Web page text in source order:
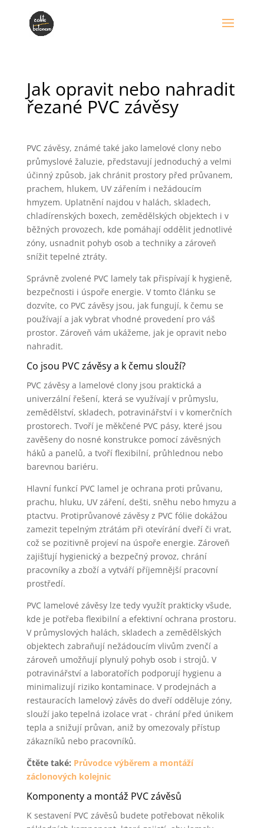
Jak opravit nebo nahradit
řezané PVC závěsy
PVC závěsy, známé také jako lamelové clony nebo
průmyslové žaluzie, představují jednoduchý a velmi
účinný způsob, jak chránit prostory před průvanem,
prachem, hlukem, UV zářením i nežádoucím
hmyzem. Uplatnění najdou v halách, skladech,
chladírenských boxech, zemědělských objektech i v
běžných provozech, kde pomáhají oddělit jednotlivé
zóny, usnadnit pohyb osob a techniky a zároveň
snížit tepelné ztráty.
Správně zvolené PVC lamely tak přispívají k hygieně,
bezpečnosti i úspoře energie. V tomto článku se
dozvíte, co PVC závěsy jsou, jak fungují, k čemu se
používají a jak vybrat vhodné provedení pro váš
prostor. Zároveň vám ukážeme, jak je opravit nebo
nahradit.
Co jsou PVC závěsy a k čemu slouží?
PVC závěsy a lamelové clony jsou praktická a
univerzální řešení, která se využívají v průmyslu,
zemědělství, skladech, potravinářství i v komerčních
prostorech. Tvoří je měkčené PVC pásy, které jsou
zavěšeny do nosné konstrukce pomocí závěsných
háků a panelů, a tvoří flexibilní, průhlednou nebo
barevnou bariéru.
Hlavní funkcí PVC lamel je ochrana proti průvanu,
prachu, hluku, UV záření, dešti, sněhu nebo hmyzu a
ptactvu. Protiprůvanové závěsy z PVC fólie dokážou
zamezit tepelným ztrátám při otevírání dveří či vrat,
což se pozitivně projeví na úspoře energie. Zároveň
zajišťují hygienický a bezpečný provoz, chrání
pracovníky a zboží a vytváří příjemnější pracovní
prostředí.
PVC lamelové závěsy lze tedy využít prakticky všude,
kde je potřeba flexibilní a efektivní ochrana prostoru.
V průmyslových halách, skladech a zemědělských
objektech zabraňují nežádoucím vlivům zvenčí a
zároveň umožňují plynulý pohyb osob i strojů. V
potravinářství a laboratořích podporují hygienu a
minimalizují riziko kontaminace. V prodejnách a
restauracích lamelový závěs do dveří odděluje zóny,
slouží jako tepelná izolace vrat - chrání před únikem
tepla a snižují průvan, aniž by omezovaly přístup
zákazníků nebo pracovníků.
Čtěte také: Průvodce výběrem a montáží
záclonových kolejnic
Komponenty a montáž PVC závěsů
K sestavení PVC závěsů budete potřebovat několik